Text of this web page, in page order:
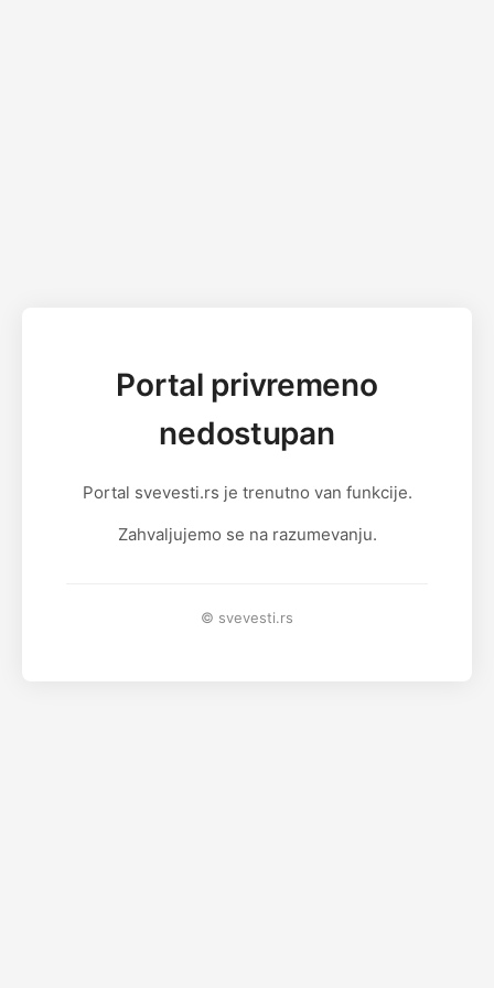
Portal privremeno
nedostupan
Portal svevesti.rs je trenutno van funkcije.
Zahvaljujemo se na razumevanju.
© svevesti.rs